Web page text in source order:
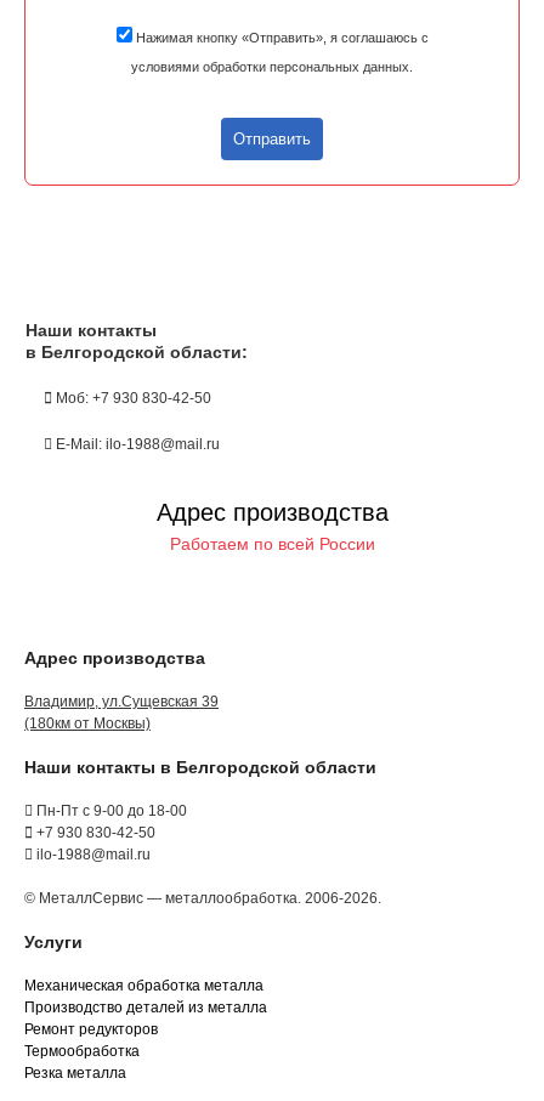
Нажимая кнопку «Отправить», я соглашаюсь с
условиями обработки персональных данных.
Отправить
Наши контакты
в Белгородской области:
Моб: +7 930 830-42-50
E-Mail: ilo-1988@mail.ru
Адрес производства
Работаем по всей России
Адрес производства
Владимир, ул.Сущевская 39
(180км от Москвы)
Наши контакты в Белгородской области
Пн-Пт с 9-00 до 18-00
+7 930 830-42-50
ilo-1988@mail.ru
© МеталлСервис — металлообработка. 2006-2026.
Услуги
Механическая обработка металла
Производство деталей из металла
Ремонт редукторов
Термообработка
Резка металла